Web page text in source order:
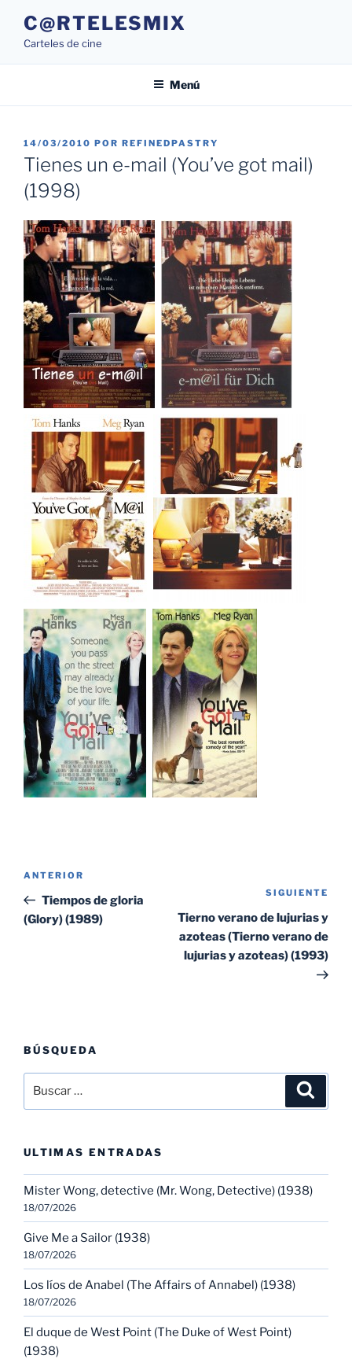
contenido
C@RTELESMIX
Carteles de cine
Menú
PUBLICADO
EL
14/03/2010 POR REFINEDPASTRY
Tienes un e-mail (You’ve got mail)
(1998)
entradas
Entrada
anterior:
ANTERIOR
Tiempos de gloria
(Glory) (1989)
SIGUIENTE
Tierno verano de lujurias y
azoteas (Tierno verano de
lujurias y azoteas) (1993)
BÚSQUEDA
por:
ULTIMAS ENTRADAS
Mister Wong, detective (Mr. Wong, Detective) (1938)
18/07/2026
Give Me a Sailor (1938)
18/07/2026
Los líos de Anabel (The Affairs of Annabel) (1938)
18/07/2026
El duque de West Point (The Duke of West Point)
(1938)